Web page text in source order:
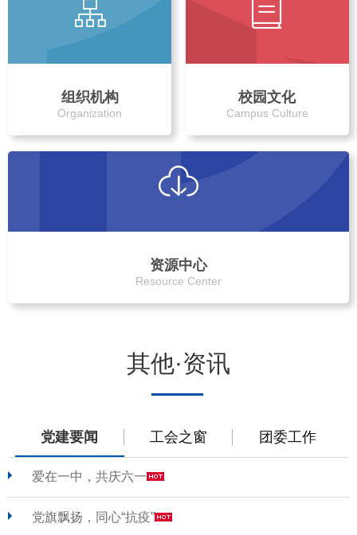
组织机构
Organization
校园文化
Campus Culture
资源中心
Resource Center
其他·资讯
党建要闻 工会之窗 团委工作
爱在一中，共庆六一
党旗飘扬，同心“抗疫”